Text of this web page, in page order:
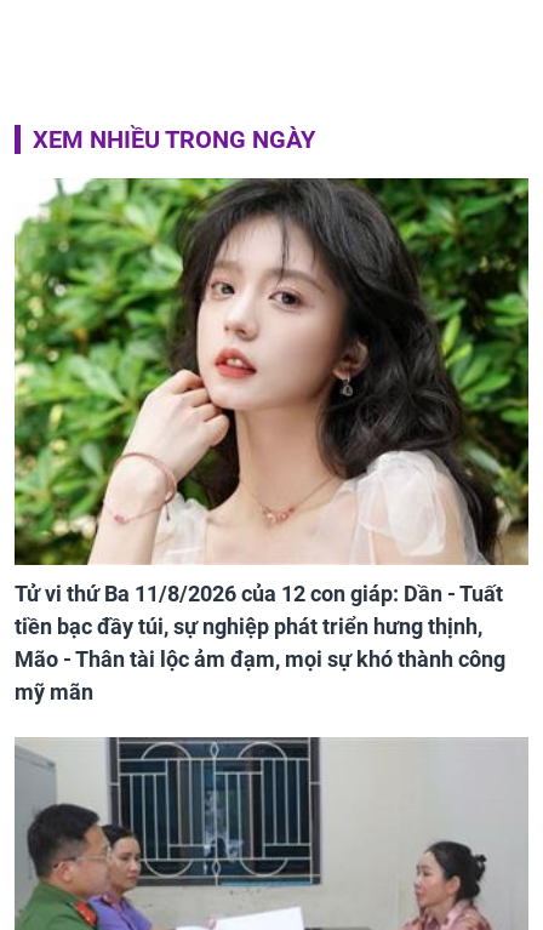
XEM NHIỀU TRONG NGÀY
Tử vi thứ Ba 11/8/2026 của 12 con giáp: Dần - Tuất
tiền bạc đầy túi, sự nghiệp phát triển hưng thịnh,
Mão - Thân tài lộc ảm đạm, mọi sự khó thành công
mỹ mãn